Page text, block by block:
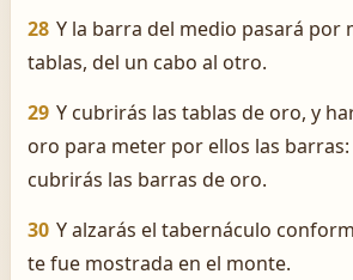
28 Y la barra del medio pasará por
tablas, del un cabo al otro.
29 Y cubrirás las tablas de oro, y
oro para meter por ellos las
cubrirás las barras de oro.
30 Y alzarás el tabernáculo
te fue mostrada en el monte.